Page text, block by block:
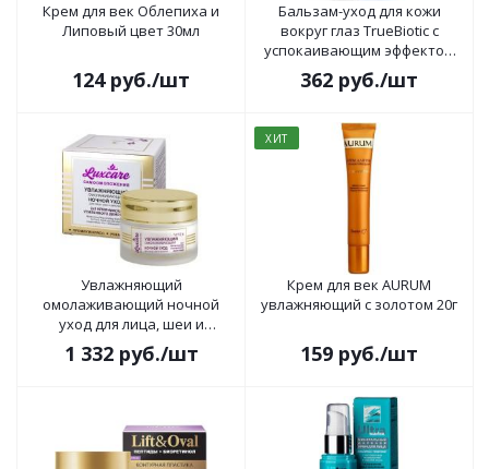
Крем для век Облепиха и
Липовый цвет 30мл
124руб./шт
Бальзам-уход для кожи
вокруг глаз TrueBiotic с
успокаивающим эффектом
20г
362 руб./шт
Увлажняющий
омолаживающий ночной
уход для лица, шеи и
декольте, Крем-маска 2в1
LUX CARE 45мл
1 332руб./шт
ХИТ
Крем для век AURUM
увлажняющий с золотом 20г
159 руб./шт